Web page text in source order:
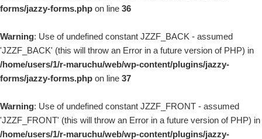
forms/jazzy-forms.php on line 36
Warning: Use of undefined constant JZZF_BACK - assumed
'JZZF_BACK' (this will throw an Error in a future version of PHP) in
/home/users/1/r-maruchu/web/wp-content/plugins/jazzy-
forms/jazzy-forms.php on line 37
Warning: Use of undefined constant JZZF_FRONT - assumed
'JZZF_FRONT' (this will throw an Error in a future version of PHP) in
/home/users/1/r-maruchu/web/wp-content/plugins/jazzy-